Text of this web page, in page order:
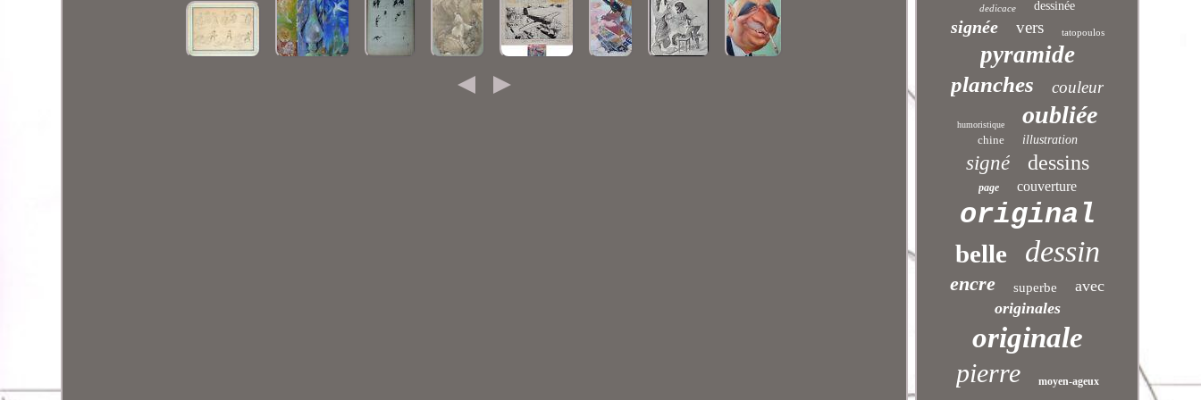
dedicace dessinée
signée vers tatopoulos
pyramide
planches couleur
humoristique oubliée
chine illustration
signé dessins
page couverture
original
belle dessin
encre superbe
avec
originales
originale
pierre moyen-ageux